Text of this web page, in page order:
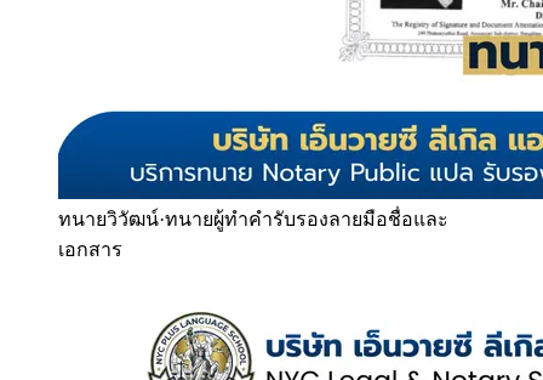
ทนายวิวัฒน์·ทนายผู้ทำคำรับรองลายมือชื่อและ
เอกสาร